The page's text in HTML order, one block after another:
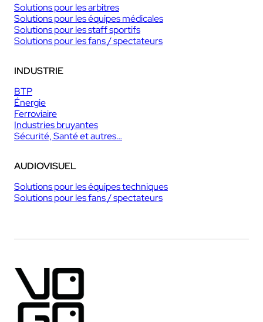
Solutions pour les arbitres
Solutions pour les équipes médicales
Solutions pour les staff sportifs
Solutions pour les fans / spectateurs
INDUSTRIE
BTP
Énergie
Ferroviaire
Industries bruyantes
Sécurité, Santé et autres…
AUDIOVISUEL
Solutions pour les équipes techniques
Solutions pour les fans / spectateurs